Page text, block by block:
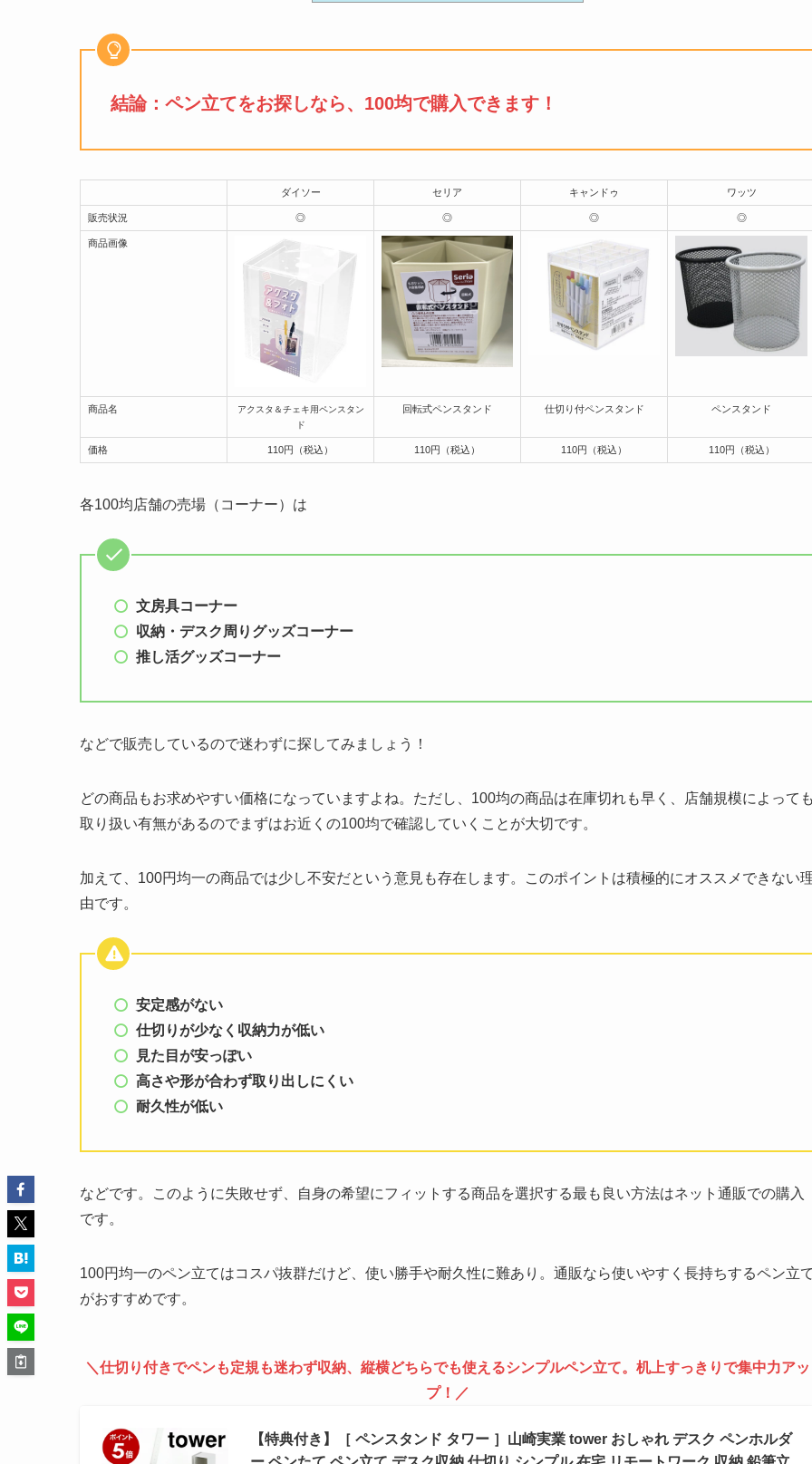
結論： ペン立てをお探しなら、100均で購入できます！
ダイソー セリア キャンドゥ ワッツ
販売状況 ◎ ◎ ◎ ◎
商品画像
商品名
アクスタ＆チェキ用ペンスタン
ド
回転式ペンスタンド 仕切り付ペンスタンド ペンスタンド
価格 110円（税込） 110円（税込） 110円（税込） 110円（税込）
各100均店舗の売場（コーナー）は
文房具コーナー
収納・デスク周りグッズコーナー
推し活グッズコーナー
などで販売しているので迷わずに探してみましょう！
どの商品もお求めやすい価格になっていますよね。ただし、100均の商品は在庫切れも早く、店舗規模によって
取り扱い有無があるのでまずはお近くの100均で確認していくことが大切です。
加えて、100円均一の商品では少し不安だという意見も存在します。このポイントは積極的にオススメできない
由です。
安定感がない
仕切りが少なく収納力が低い
見た目が安っぽい
高さや形が合わず取り出しにくい
耐久性が低い
などです。このように失敗せず、自身の希望にフィットする商品を選択する最も良い方法はネット通販での購入
です。
100円均一のペン立てはコスパ抜群だけど、使い勝手や耐久性に難あり。通販なら使いやすく長持ちするペン立
がおすすめです。
＼ 仕切り付きでペンも定規も迷わず収納、縦横どちらでも使えるシンプルペン立て。机上すっきりで集中力アッ
プ！ ／
【特典付き】［ ペンスタンド タワー ］山崎実業 tower おしゃれ デスク ペンホルダ